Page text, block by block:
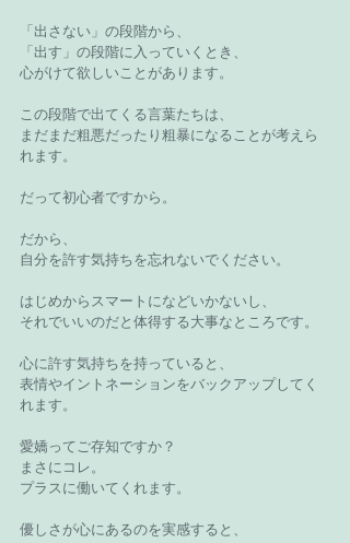
「出さない」の段階から、
「出す」の段階に入っていくとき、
心がけて欲しいことがあります。
この段階で出てくる言葉たちは、
まだまだ粗悪だったり粗暴になることが考えら
れます。
だって初心者ですから。
だから、
自分を許す気持ちを忘れないでください。
はじめからスマートになどいかないし、
それでいいのだと体得する大事なところです。
心に許す気持ちを持っていると、
表情やイントネーションをバックアップしてく
れます。
愛嬌ってご存知ですか？
まさにコレ。
プラスに働いてくれます。
優しさが心にあるのを実感すると、